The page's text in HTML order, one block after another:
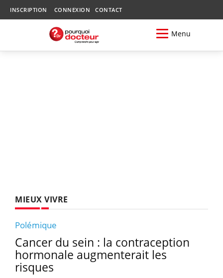
INSCRIPTION CONNEXION CONTACT
Menu
MIEUX VIVRE
Polémique
Cancer du sein : la contraception
hormonale augmenterait les
risques